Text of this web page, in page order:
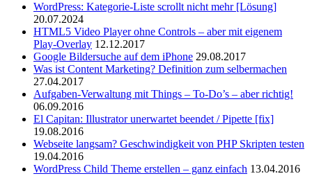
WordPress: Kategorie-Liste scrollt nicht mehr [Lösung]
20.07.2024
HTML5 Video Player ohne Controls – aber mit eigenem
Play-Overlay 12.12.2017
Google Bildersuche auf dem iPhone 29.08.2017
Was ist Content Marketing? Definition zum selbermachen
27.04.2017
Aufgaben-Verwaltung mit Things – To-Do’s – aber richtig!
06.09.2016
El Capitan: Illustrator unerwartet beendet / Pipette [fix]
19.08.2016
Webseite langsam? Geschwindigkeit von PHP Skripten testen
19.04.2016
WordPress Child Theme erstellen – ganz einfach 13.04.2016